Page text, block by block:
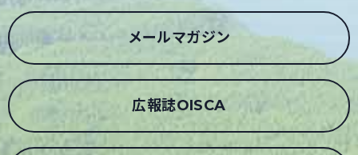
メールマガジン
広報誌OISCA